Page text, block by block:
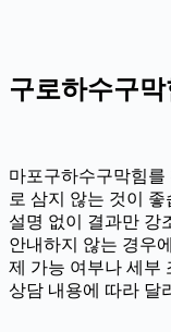
구로하수구
마포구하수구막힘
로 삼지 않는 것이 좋
설명 없이 결과만 강
안내하지 않는 경우
제 가능 여부나 세부
상담 내용에 따라 달